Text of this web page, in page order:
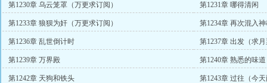
第1230章 乌云笼罩（万更求订阅） 第1231章 哪得清闲
第1233章 狼狈为奸（万更求订阅） 第1234章 再次混入
第1236章 乱世倒计时 第1237章 出发（求
第1239章 万界殿 第1240章 熟悉的味道
第1242章 天狗和铁头 第1243章 过往（今